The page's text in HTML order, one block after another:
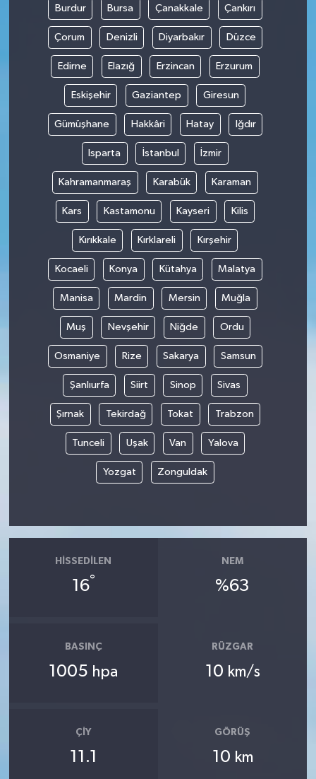
Burdur Bursa Çanakkale Çankırı
Çorum Denizli Diyarbakır Düzce
Edirne Elazığ Erzincan Erzurum
Eskişehir Gaziantep Giresun
Gümüşhane Hakkâri Hatay Iğdır
Isparta İstanbul İzmir
Kahramanmaraş Karabük Karaman
Kars Kastamonu Kayseri Kilis
Kırıkkale Kırklareli Kırşehir
Kocaeli Konya Kütahya Malatya
Manisa Mardin Mersin Muğla
Muş Nevşehir Niğde Ordu
Osmaniye Rize Sakarya Samsun
Şanlıurfa Siirt Sinop Sivas
Şırnak Tekirdağ Tokat Trabzon
Tunceli Uşak Van Yalova
Yozgat Zonguldak
HISSEDILEN
16°
NEM
%63
BASINÇ
1005 hpa
RÜZGAR
10 km/s
ÇIY
11.1
GÖRÜŞ
10 km